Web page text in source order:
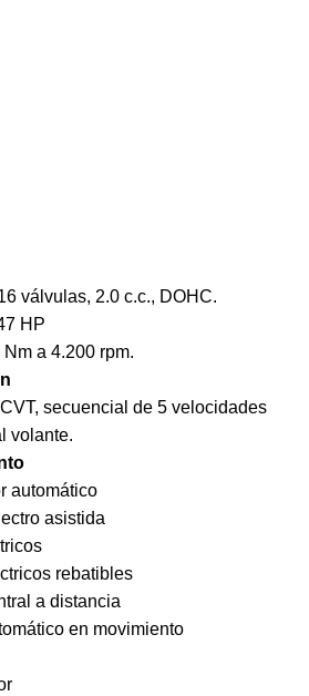
válvulas, 2.0 c.c., DOHC.
HP
a 4.200 rpm.
secuencial de 5 velocidades
volante.
automático
asistida
rebatibles
a distancia
en movimiento